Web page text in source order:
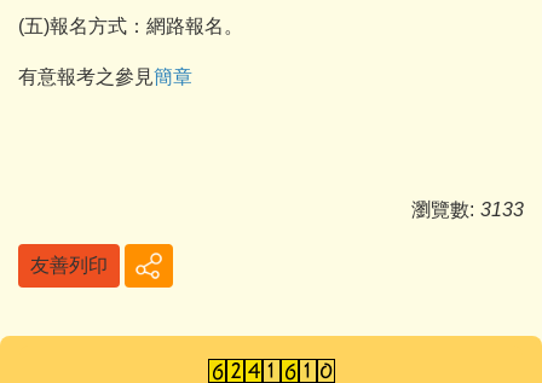
(五)報名方式：網路報名。
有意報考之參見簡章
瀏覽數: 3133
友善列印